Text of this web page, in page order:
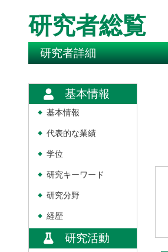
研究者総覧
研究者詳細
基本情報
◆ 基本情報
◆ 代表的な業績
◆ 学位
◆ 研究キーワード
◆ 研究分野
◆ 経歴
研究活動